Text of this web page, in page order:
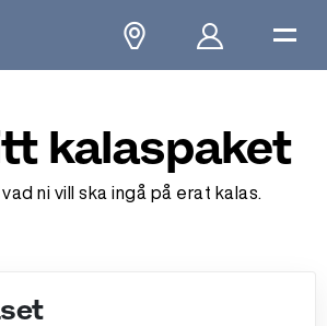
kalaspaket
ni vill ska ingå på erat kalas.